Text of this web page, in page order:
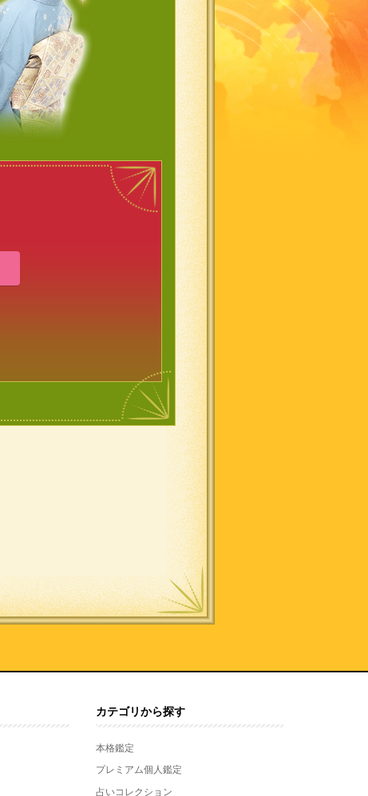
カテゴリから探す
本格鑑定
プレミアム個人鑑定
占いコレクション